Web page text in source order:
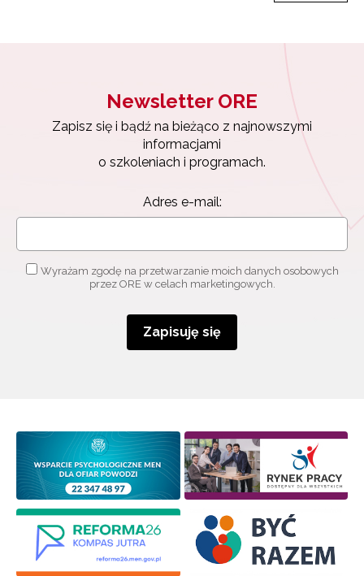
Newsletter ORE
Zapisz się i bądź na bieżąco z najnowszymi
informacjami
o szkoleniach i programach.
Adres e-mail:
Wyrażam zgodę na przetwarzanie moich danych osobowych
przez ORE w celach marketingowych.
Zapisuję się
Zapisz się i bądź na bieżąco z najnowszymi
informacjami
o szkoleniach i programach.
Adres e-mail:
Wyrażam zgodę na przetwarzanie moich danych
Zapisuję się